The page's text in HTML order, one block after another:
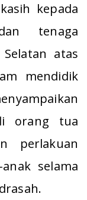
kepada
tenaga
atas
mendidik
orang tua
perlakuan
selama